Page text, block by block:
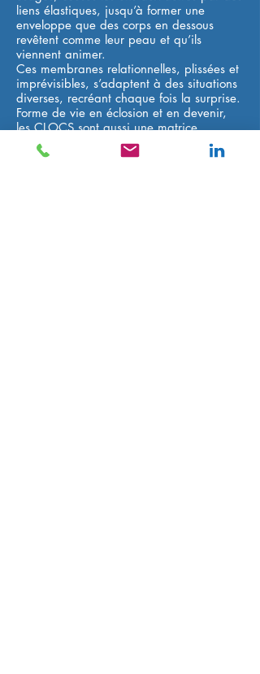
liens élastiques, jusqu’à former une
enveloppe que des corps en dessous
revêtent comme leur peau et qu’ils
viennent animer.
Ces membranes relationnelles, plissées et
imprévisibles, s’adaptent à des situations
diverses, recréant chaque fois la surprise.
Forme de vie en éclosion et en devenir,
les CLOCS sont aussi une matrice
indéfinie qui suscite chez les passants des
réactions multiples. Elles surgissent au